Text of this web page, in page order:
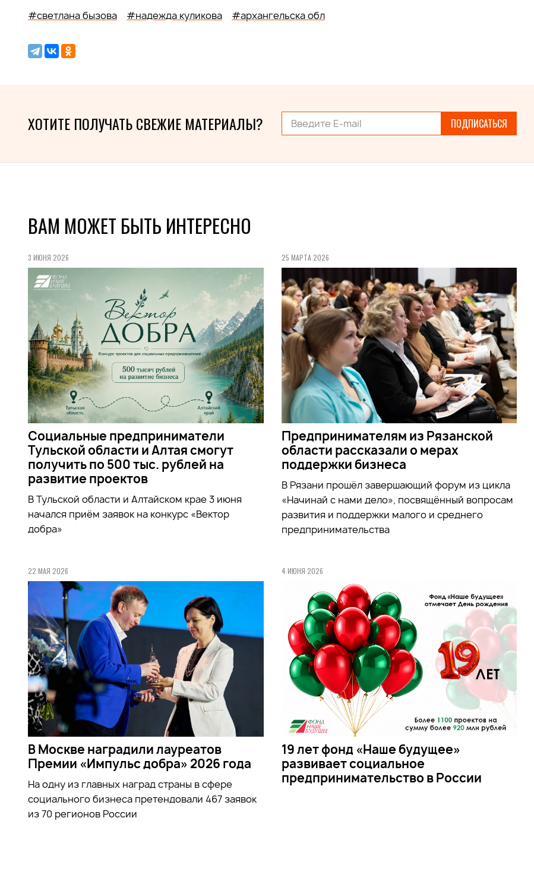
#светлана бызова
#надежда куликова #архангельска обл
ХОТИТЕ ПОЛУЧАТЬ СВЕЖИЕ МАТЕРИАЛЫ? ПОДПИСАТЬСЯ
ВАМ МОЖЕТ БЫТЬ ИНТЕРЕСНО
3 ИЮНЯ 2026
Социальные предприниматели
Тульской области и Алтая смогут
получить по 500 тыс. рублей на
развитие проектов
В Тульской области и Алтайском крае 3 июня
начался приём заявок на конкурс «Вектор
добра»
25 МАРТА 2026
Предпринимателям из Рязанской
области рассказали о мерах
поддержки бизнеса
В Рязани прошёл завершающий форум из цикла
«Начинай с нами дело», посвящённый вопросам
развития и поддержки малого и среднего
предпринимательства
22 МАЯ 2026
В Москве наградили лауреатов
Премии «Импульс добра» 2026 года
На одну из главных наград страны в сфере
социального бизнеса претендовали 467 заявок
из 70 регионов России
4 ИЮНЯ 2026
19 лет фонд «Наше будущее»
развивает социальное
предпринимательство в России